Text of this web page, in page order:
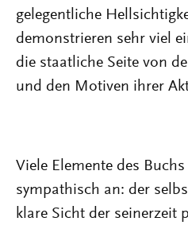
gelegentliche
demonstrieren sehr viel
die staatliche Seite von
und den Motiven ihrer
Viele Elemente des
sympathisch an: der
klare Sicht der seinerzeit